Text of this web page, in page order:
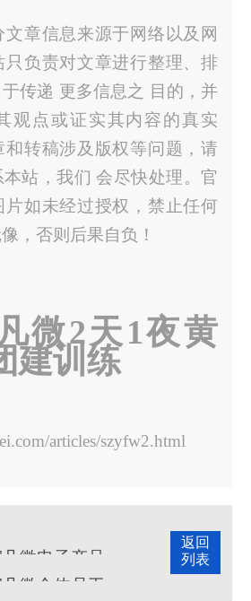
文章信息来源于网络以及网
负责对文章进行整理、排
传递 更多信息之 目的，并
观点或证实其内容的真实
和转稿涉及版权等问题，请
站，我们 会尽快处理。官
片如未经过授权，禁止任何
，否则后果自负！
微2天1夜黄
建训练
articles/szyfw2.html
返回
列表